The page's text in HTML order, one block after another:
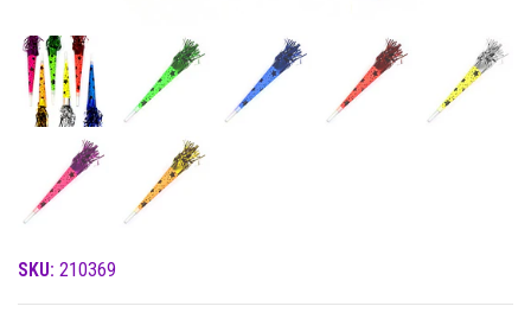
SKU: 210369